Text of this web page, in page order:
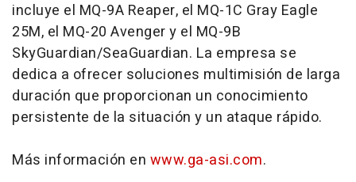
incluye el MQ-9A Reaper, el MQ-1C Gray Eagle
25M, el MQ-20 Avenger y el MQ-9B
SkyGuardian/SeaGuardian. La empresa se
dedica a ofrecer soluciones multimisión de larga
duración que proporcionan un conocimiento
persistente de la situación y un ataque rápido.
Más información en www.ga-asi.com.